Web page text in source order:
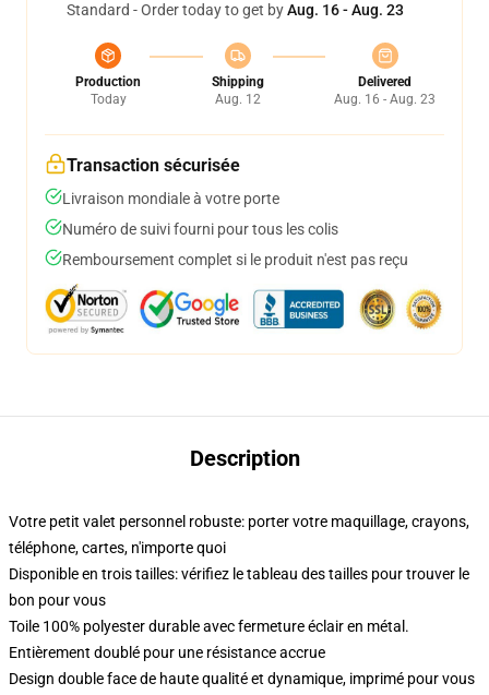
Standard - Order today to get byAug. 16 - Aug. 23
Production
Today
Shipping
Aug. 12
Delivered
Aug. 16 - Aug. 23
Transaction sécurisée
Livraison mondiale à votre porte
Numéro de suivi fourni pour tous les colis
Remboursement complet si le produit n'est pas reçu
Description
Votre petit valet personnel robuste: porter votre maquillage, crayons,
téléphone, cartes, n'importe quoi
Disponible en trois tailles: vérifiez le tableau des tailles pour trouver le
bon pour vous
Toile 100% polyester durable avec fermeture éclair en métal.
Entièrement doublé pour une résistance accrue
Design double face de haute qualité et dynamique, imprimé pour vous